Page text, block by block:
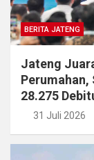
BERITA JATENG
Jateng
Perumahan,
28.275
31 Juli 2026